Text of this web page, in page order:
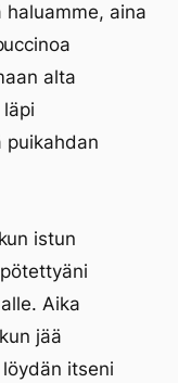
aina
alta
puikahdan
istun
Aika
jää
itseni